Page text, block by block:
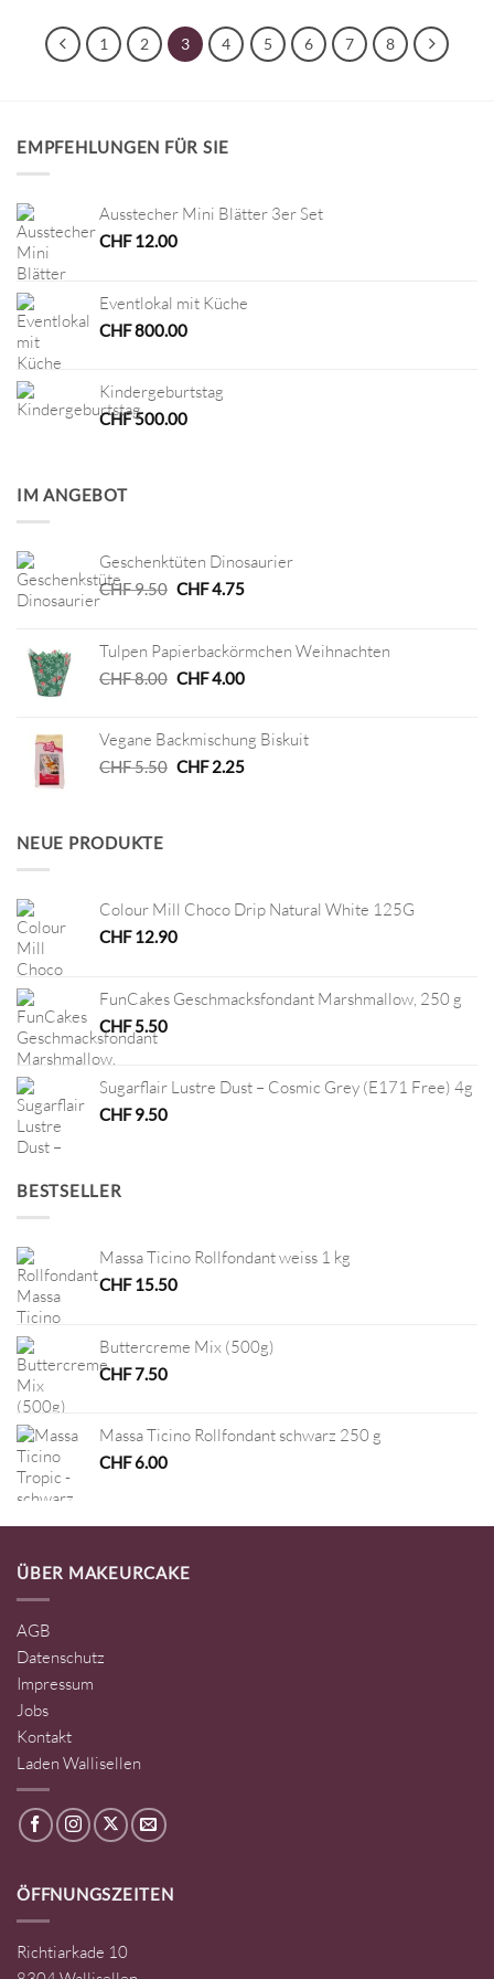
1 2 3 4 5 6 7 8
EMPFEHLUNGEN FÜR SIE
Ausstecher Mini Blätter 3er Set
CHF12.00
Eventlokal mit Küche
CHF800.00
Kindergeburtstag
CHF500.00
IM ANGEBOT
Geschenktüten Dinosaurier
CHF9.50 Ursprünglicher
CHF 9.50
CHF4.75Aktueller
CHF 4.75.
Tulpen Papierbackörmchen Weihnachten
CHF8.00 Ursprünglicher
CHF 8.00
CHF4.00Aktueller
CHF 4.00.
Vegane Backmischung Biskuit
CHF5.50 Ursprünglicher
CHF2.25Aktueller
NEUE PRODUKTE
Colour Mill Choco Drip Natural White 125G
CHF12.90
FunCakes Geschmacksfondant Marshmallow, 250 g
CHF5.50
Sugarflair Lustre Dust – Cosmic Grey (E171 Free) 4g
CHF9.50
BESTSELLER
Massa Ticino Rollfondant weiss 1 kg
CHF15.50
Buttercreme Mix (500g)
CHF7.50
Massa Ticino Rollfondant schwarz 250 g
CHF6.00
ÜBER MAKEURCAKE
AGB
Datenschutz
Impressum
Jobs
Kontakt
Laden Wallisellen
ÖFFNUNGSZEITEN
Richtiarkade 10